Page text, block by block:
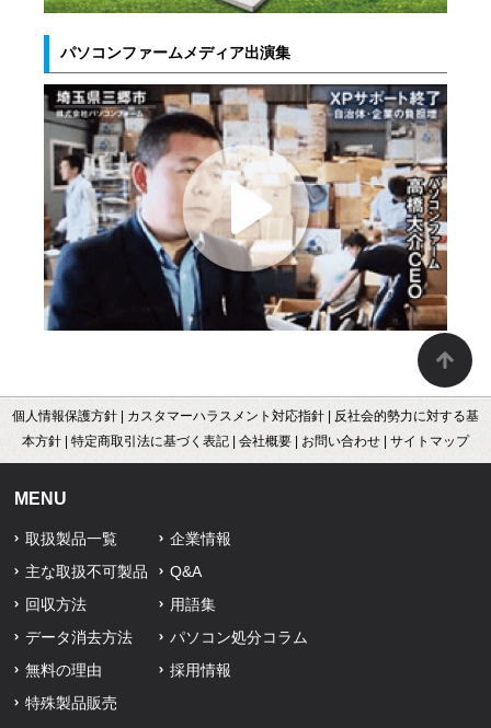
パソコンファームメディア出演集
個人情報保護方針 カスタマーハラスメント対応指針
反社会的勢力に対する基
本方針
特定商取引法に基づく表記 会社概要 お問い合わせ サイトマップ
MENU
取扱製品一覧
主な取扱不可製品
回収方法
データ消去方法
無料の理由
特殊製品販売
企業情報
Q&A
用語集
パソコン処分コラム
採用情報